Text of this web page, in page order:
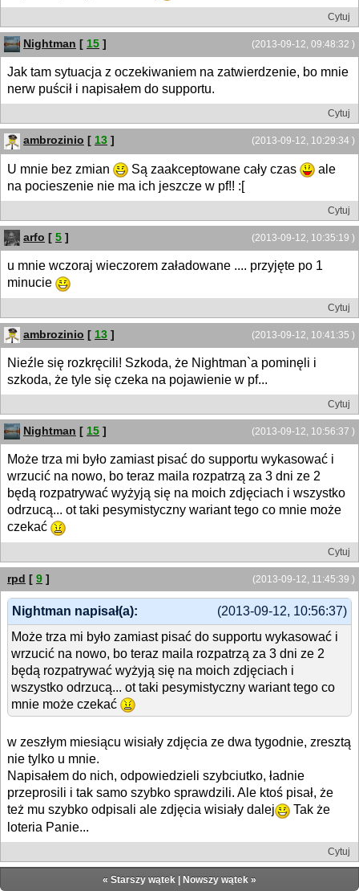
Cytuj
(2013-09-12, 09:48:32 )
Nightman [ 15 ]
Jak tam sytuacja z oczekiwaniem na zatwierdzenie, bo mnie
nerw puścił i napisałem do supportu.
Cytuj
(2013-09-12, 10:29:34 )
ambrozinio [ 13 ]
U mnie bez zmian Są zaakceptowane cały czas
ale
na pocieszenie nie ma ich jeszcze w pf!! :[
Cytuj
(2013-09-12, 10:35:19 )
arfo [ 5 ]
u mnie wczoraj wieczorem załadowane .... przyjęte po 1
minucie
Cytuj
(2013-09-12, 10:41:35 )
ambrozinio [ 13 ]
Nieźle się rozkręcili! Szkoda, że Nightman`a pominęli i
szkoda, że tyle się czeka na pojawienie w pf...
Cytuj
(2013-09-12, 10:56:37 )
Nightman [ 15 ]
Może trza mi było zamiast pisać do supportu wykasować i
wrzucić na nowo, bo teraz maila rozpatrzą za 3 dni ze 2
będą rozpatrywać wyżyją się na moich zdjęciach i wszystko
odrzucą... ot taki pesymistyczny wariant tego co mnie może
czekać
Cytuj
(2013-09-12, 11:45:39 )
rpd [ 9 ]
(2013-09-12, 10:56:37)
Nightman napisał(a):
Może trza mi było zamiast pisać do supportu wykasować i
wrzucić na nowo, bo teraz maila rozpatrzą za 3 dni ze 2
będą rozpatrywać wyżyją się na moich zdjęciach i
wszystko odrzucą... ot taki pesymistyczny wariant tego co
mnie może czekać
w zeszłym miesiącu wisiały zdjęcia ze dwa tygodnie, zresztą
nie tylko u mnie.
Napisałem do nich, odpowiedzieli szybciutko, ładnie
przeprosili i tak samo szybko sprawdzili. Ale ktoś pisał, że
też mu szybko odpisali ale zdjęcia wisiały dalej
Tak że
loteria Panie...
Cytuj
« Starszy wątek | Nowszy wątek »